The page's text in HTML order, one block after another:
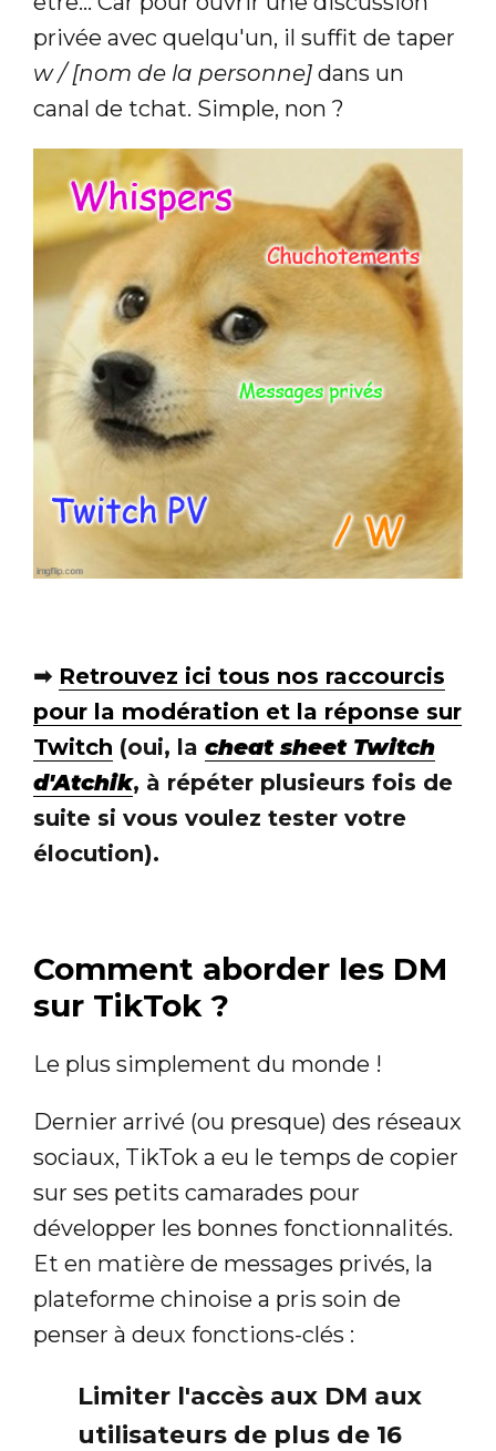
privée avec quelqu'un, il suffit de taper
w / [nom de la personne] dans un
canal de tchat. Simple, non ?
➡ Retrouvez ici tous nos raccourcis
pour la modération et la réponse sur
Twitch (oui, la cheat sheet Twitch
d'Atchik, à répéter plusieurs fois de
suite si vous voulez tester votre
élocution).
Comment aborder les DM
sur TikTok ?
Le plus simplement du monde !
Dernier arrivé (ou presque) des réseaux
sociaux, TikTok a eu le temps de copier
sur ses petits camarades pour
développer les bonnes fonctionnalités.
Et en matière de messages privés, la
plateforme chinoise a pris soin de
penser à deux fonctions-clés :
Limiter l'accès aux DM aux
utilisateurs de plus de 16